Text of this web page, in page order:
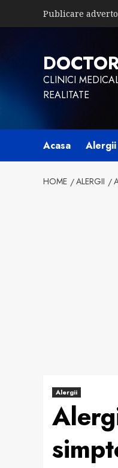
Publicare
CLINICI
REALITATE
Acasa Alergii
HOME ALERGII
Alergii